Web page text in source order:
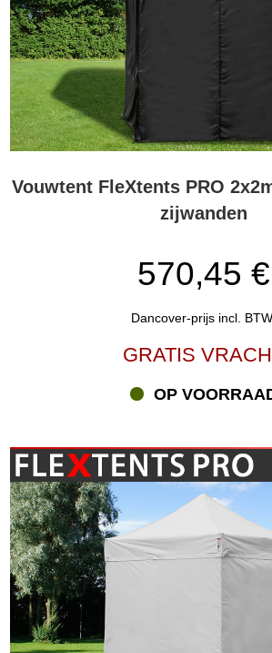
Vouwtent FleXtents PRO
zijwanden
570,45 €
Dancover-prijs incl. BTW
GRATIS
OP